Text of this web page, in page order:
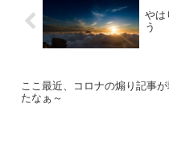
やは
う
ここ最近、コロナの煽り記事が
たなぁ～